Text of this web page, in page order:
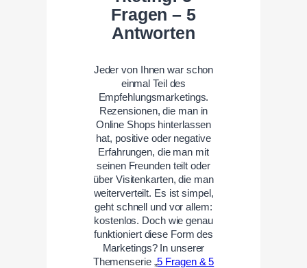
Fragen – 5
Antworten
Jeder von Ihnen war schon
einmal Teil des
Empfehlungsmarketings.
Rezensionen, die man in
Online Shops hinterlassen
hat, positive oder negative
Erfahrungen, die man mit
seinen Freunden teilt oder
über Visitenkarten, die man
weiterverteilt. Es ist simpel,
geht schnell und vor allem:
kostenlos. Doch wie genau
funktioniert diese Form des
Marketings? In unserer
Themenserie „5 Fragen & 5